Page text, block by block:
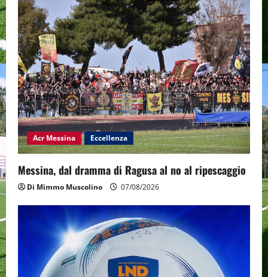
Acr Messina Eccellenza
Messina, dal dramma di Ragusa al no al ripescaggio
Di Mimmo Muscolino 07/08/2026